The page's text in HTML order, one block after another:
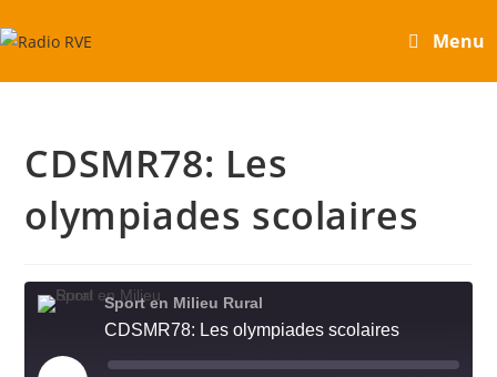
to
Menu
CDSMR78: Les
olympiades scolaires
Sport en Milieu Rural
CDSMR78: Les olympiades scolaires